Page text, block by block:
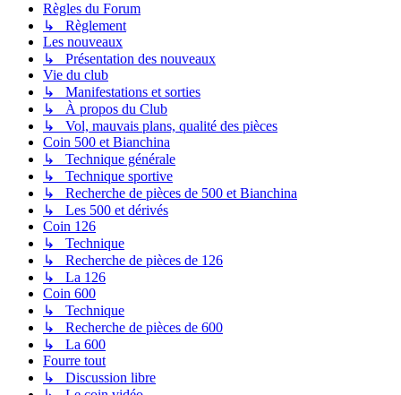
Règles du Forum
↳ Règlement
Les nouveaux
↳ Présentation des nouveaux
Vie du club
↳ Manifestations et sorties
↳ À propos du Club
↳ Vol, mauvais plans, qualité des pièces
Coin 500 et Bianchina
↳ Technique générale
↳ Technique sportive
↳ Recherche de pièces de 500 et Bianchina
↳ Les 500 et dérivés
Coin 126
↳ Technique
↳ Recherche de pièces de 126
↳ La 126
Coin 600
↳ Technique
↳ Recherche de pièces de 600
↳ La 600
Fourre tout
↳ Discussion libre